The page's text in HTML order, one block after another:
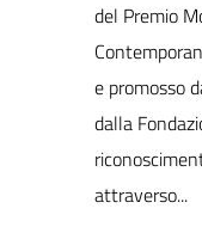
del Premio
e promosso
dalla
attraverso...